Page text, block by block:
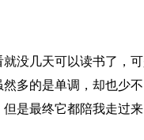
没几天可以读书了，
多的是单调，却也少
但是最终它都陪我走